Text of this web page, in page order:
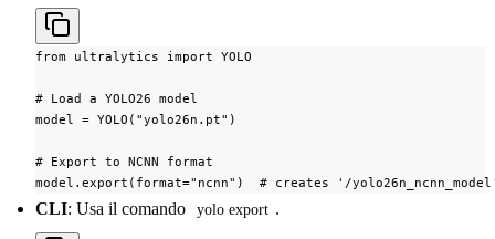
from ultralytics import YOLO
# Load a YOLO26 model
model = YOLO("yolo26n.pt")
# Export to NCNN format
model.export(format="ncnn")  # creates '/
CLI: Usa il comando yolo export .